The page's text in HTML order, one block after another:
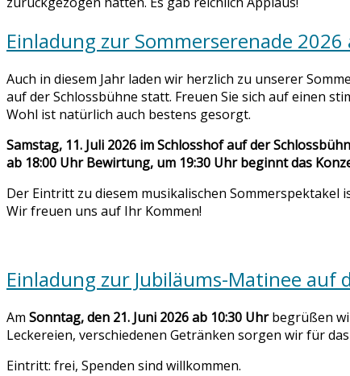
Einladung zur Sommerserenade 2026
Auch in diesem Jahr laden wir herzlich zu unserer
auf der Schlossbühne statt. Freuen Sie sich auf einen
Wohl ist natürlich auch bestens gesorgt.
Samstag, 11. Juli 2026 im Schlosshof auf der
ab 18:00 Uhr Bewirtung, um 19:30 Uhr beginnt das
Der Eintritt zu diesem musikalischen Sommerspektakel
Wir freuen uns auf Ihr Kommen!
Einladung zur Jubiläums-Matinee auf
Am Sonntag, den 21. Juni 2026 ab 10:30 Uhrbegrüßen
Leckereien, verschiedenen Getränken sorgen wir für
Eintritt: frei, Spenden sind willkommen.